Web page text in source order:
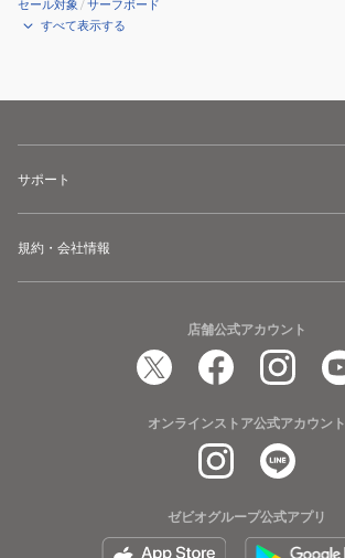
セール対象 /サーフボード
すべて表示する
サポート
規約・会社情報
店舗公式アカウント
オンラインストア公式アカウント
ゼビオグループ公式アプリ